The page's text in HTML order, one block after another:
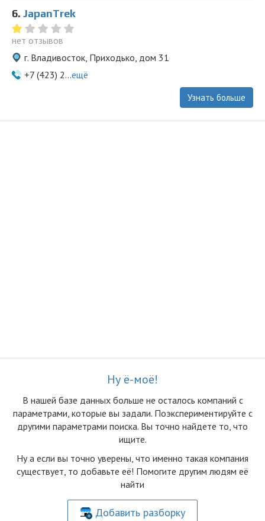
6. JapanTrek
нет отзывов
г. Владивосток, Приходько, дом 31
+7 (423) 2...ещё
Узнать больше
Ну ё-моё!
В нашей базе данных больше не осталоcь компаний с
параметрами, которые вы задали. Поэкспериментируйте с
другими параметрами поиска. Вы точно найдете то, что
ищите.
Ну а если вы точно уверены, что именно такая компания
существует, то добавьте её! Помогите другим людям её
найти
Добавить разборку